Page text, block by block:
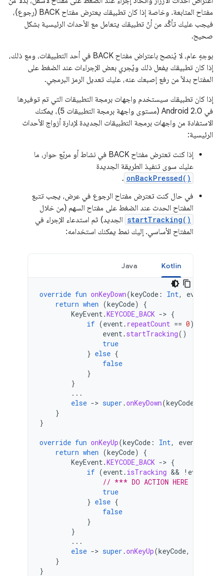
مفتاح المتابعة. وخاصة إذا كان تطبيقك يعترض مفتاح BACK (رجوع)،
فيجب عليك تأكَّد من أنّ تطبيقك يتعامل مع الأحداث الرئيسية بشكل
صحيح.
بوجهٍ عام، لا يُنصح باعتراض مفتاح BACK في أحد التطبيقات، ومع ذلك،
إذا كان تطبيقك يفعل ذلك ويُجري بعض الإجراءات عند الضغط على
المفتاح بدلاً من رفع إصبعك عنه، عليك تعديل الرمز البرمجي.
إذا كان تطبيقك سيستخدم واجهات برمجة التطبيقات التي تم توفيرها
في Android 2.0 (مستوى واجهة برمجة التطبيقات 5)، يمكنك
الاستفادة من واجهات برمجة التطبيقات الجديدة لإدارة أزواج الأحداث
الرئيسية:
إذا كنت تعترض مفتاح BACK في نشاط أو مربّع حوار، ما
عليك سوى تنفيذ الطريقة الجديدة
onBackPressed()
.
في حال كنت تعترض مفتاح الرجوع في عرض، يجب تتبع
المفتاح الحدث عند الضغط على مفتاح السهم (من خلال
startTracking() الجديد) ثم استدعاء الإجراء في
المفتاح الأساسي. إليك نمط يمكنك استخدامه:
Kotlin
Java
override fun onKeyDown(keyCode : Int, event
return when (keyCode)
{
KeyEvent.KEYCODE_BACK -> {
if (event. repeatCount == 0)
event. startTracking()
true
} else {
false
}
}
...
else -> super .onKeyDown(keyCode
}
}
override fun onKeyUp(keyCode : Int, event
return when (keyCode)
{
KeyEvent.KEYCODE_BACK -> {
if (event. isTracking && ! event
// *** DO ACTION HERE ***
true
} else {
false
}
}
...
else -> super .onKeyUp(keyCode,
}
}